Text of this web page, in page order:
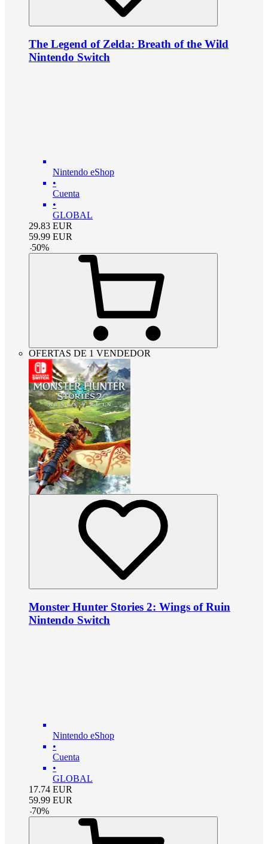
The Legend of Zelda: Breath of the Wild
Nintendo Switch
Nintendo eShop
•
Cuenta
•
GLOBAL
29.83 EUR
59.99 EUR
-50%
OFERTAS DE 1 VENDEDOR
Monster Hunter Stories 2: Wings of Ruin
Nintendo Switch
Nintendo eShop
•
Cuenta
•
GLOBAL
17.74 EUR
59.99 EUR
-70%